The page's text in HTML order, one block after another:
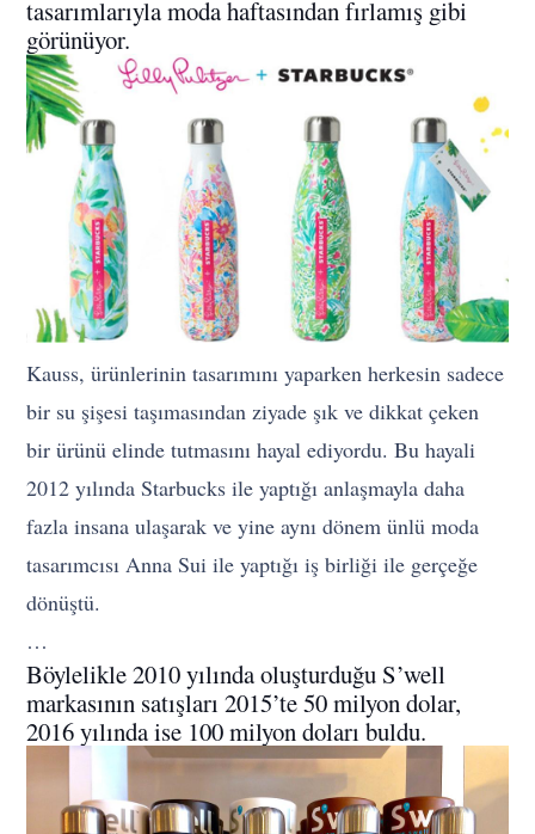
tasarımlarıyla moda haftasından fırlamış gibi
görünüyor.
Kauss, ürünlerinin tasarımını yaparken herkesin sadece
bir su şişesi taşımasından ziyade şık ve dikkat çeken
bir ürünü elinde tutmasını hayal ediyordu. Bu hayali
2012 yılında Starbucks ile yaptığı anlaşmayla daha
fazla insana ulaşarak ve yine aynı dönem ünlü moda
tasarımcısı Anna Sui ile yaptığı iş birliği ile gerçeğe
dönüştü.
…
Böylelikle 2010 yılında oluşturduğu S’well
markasının satışları 2015’te 50 milyon dolar,
2016 yılında ise 100 milyon doları buldu.